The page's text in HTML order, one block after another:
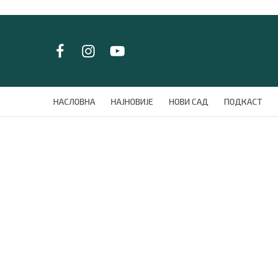
НАСЛОВНА НАЈНОВИЈЕ НОВИ САД ПОДКАСТ
НАСЛОВНА
НАЈНОВИЈЕ